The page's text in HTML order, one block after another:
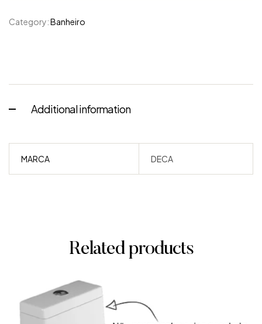
Category:Banheiro
Additional information
MARCA DECA
Related products